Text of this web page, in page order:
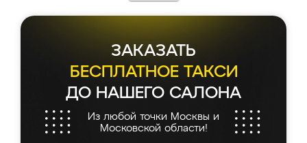
ЗАКАЗАТЬ
БЕСПЛАТНОЕ ТАКСИ
ДО НАШЕГО САЛОНА
Из любой точки Москвы и
Московской области!